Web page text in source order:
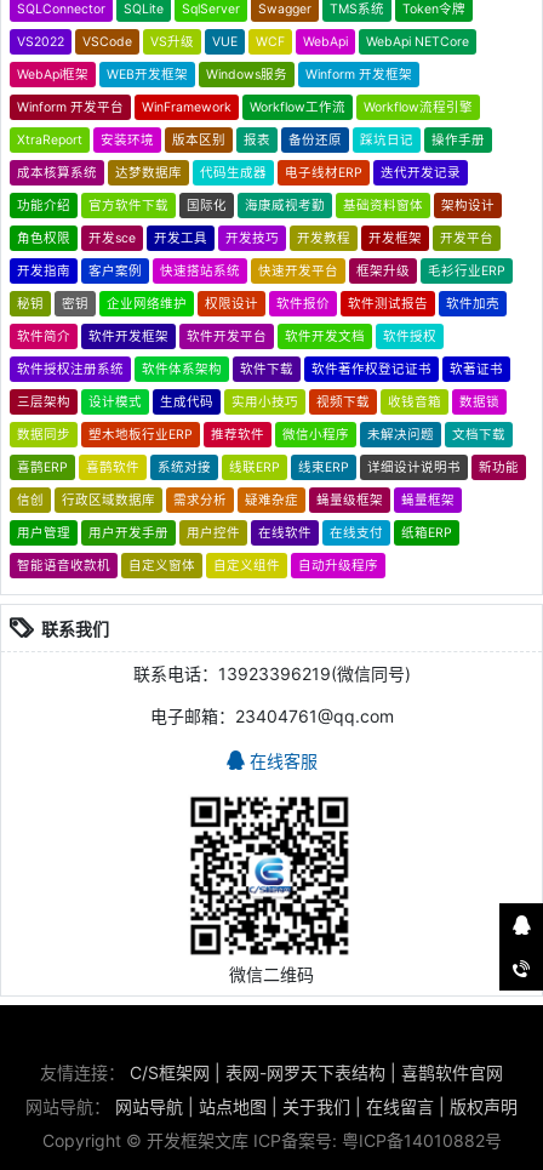
SQLConnector SQLite SqlServer Swagger TMS系统 Token令牌
VS2022 VSCode VS升级 VUE WCF WebApi WebApi NETCore
WebApi框架 WEB开发框架 Windows服务 Winform 开发框架
Winform 开发平台 WinFramework Workflow工作流 Workflow流程引擎
XtraReport 安装环境 版本区别 报表 备份还原 踩坑日记 操作手册
成本核算系统 达梦数据库 代码生成器 电子线材ERP 迭代开发记录
功能介绍 官方软件下载 国际化 海康威视考勤 基础资料窗体 架构设计
角色权限 开发sce 开发工具 开发技巧 开发教程 开发框架 开发平台
开发指南 客户案例 快速搭站系统 快速开发平台 框架升级 毛衫行业ERP
秘钥 密钥 企业网络维护 权限设计 软件报价 软件测试报告 软件加壳
软件简介 软件开发框架 软件开发平台 软件开发文档 软件授权
软件授权注册系统 软件体系架构 软件下载 软件著作权登记证书 软著证书
三层架构 设计模式 生成代码 实用小技巧 视频下载 收钱音箱 数据锁
数据同步 塑木地板行业ERP 推荐软件 微信小程序 未解决问题 文档下载
喜鹊ERP 喜鹊软件 系统对接 线联ERP 线束ERP 详细设计说明书 新功能
信创 行政区域数据库 需求分析 疑难杂症 蝇量级框架 蝇量框架
用户管理 用户开发手册 用户控件 在线软件 在线支付 纸箱ERP
智能语音收款机 自定义窗体 自定义组件 自动升级程序
联系我们
联系电话：13923396219(微信同号)
电子邮箱：23404761@qq.com
在线客服
微信二维码
友情连接： C/S框架网 表网-网罗天下表结构
喜鹊软件官网
网站导航： 网站导航 站点地图 关于我们 在线留言
版权声明
Copyright © 开发框架文库 ICP备案号: 粤ICP备14010882号